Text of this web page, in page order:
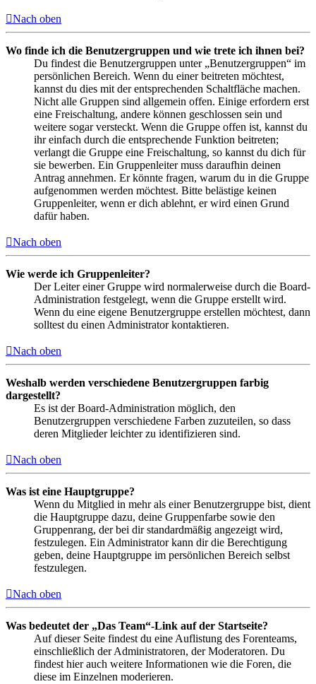
Nach oben
Wo finde ich die Benutzergruppen und wie trete ich ihnen bei?
Du findest die Benutzergruppen unter „Benutzergruppen“ im
persönlichen Bereich. Wenn du einer beitreten möchtest,
kannst du dies mit der entsprechenden Schaltfläche machen.
Nicht alle Gruppen sind allgemein offen. Einige erfordern erst
eine Freischaltung, andere können geschlossen sein und
weitere sogar versteckt. Wenn die Gruppe offen ist, kannst du
ihr einfach durch die entsprechende Funktion beitreten;
verlangt die Gruppe eine Freischaltung, so kannst du dich für
sie bewerben. Ein Gruppenleiter muss daraufhin deinen
Antrag annehmen. Er könnte fragen, warum du in die Gruppe
aufgenommen werden möchtest. Bitte belästige keinen
Gruppenleiter, wenn er dich ablehnt, er wird einen Grund
dafür haben.
Nach oben
Wie werde ich Gruppenleiter?
Der Leiter einer Gruppe wird normalerweise durch die Board-
Administration festgelegt, wenn die Gruppe erstellt wird.
Wenn du eine eigene Benutzergruppe erstellen möchtest, dann
solltest du einen Administrator kontaktieren.
Nach oben
Weshalb werden verschiedene Benutzergruppen farbig
dargestellt?
Es ist der Board-Administration möglich, den
Benutzergruppen verschiedene Farben zuzuteilen, so dass
deren Mitglieder leichter zu identifizieren sind.
Nach oben
Was ist eine Hauptgruppe?
Wenn du Mitglied in mehr als einer Benutzergruppe bist, dient
die Hauptgruppe dazu, deine Gruppenfarbe sowie den
Gruppenrang, der bei dir standardmäßig angezeigt wird,
festzulegen. Ein Administrator kann dir die Berechtigung
geben, deine Hauptgruppe im persönlichen Bereich selbst
festzulegen.
Nach oben
Was bedeutet der „Das Team“-Link auf der Startseite?
Auf dieser Seite findest du eine Auflistung des Forenteams,
einschließlich der Administratoren, der Moderatoren. Du
findest hier auch weitere Informationen wie die Foren, die
diese im Einzelnen moderieren.